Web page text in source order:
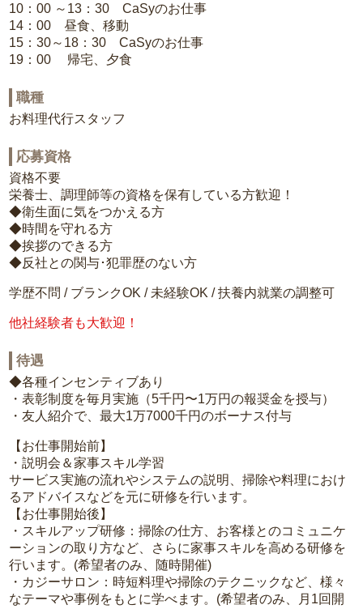
10：00 ～13：30 CaSyのお仕事
14：00 昼食、移動
15：30～18：30 CaSyのお仕事
19：00 帰宅、夕食
職種
お料理代行スタッフ
応募資格
資格不要
栄養士、調理師等の資格を保有している方歓迎！
◆衛生面に気をつかえる方
◆時間を守れる方
◆挨拶のできる方
◆反社との関与･犯罪歴のない方
学歴不問 / ブランクOK / 未経験OK / 扶養内就業の調整可
他社経験者も大歓迎！
待遇
◆各種インセンティブあり
・表彰制度を毎月実施（5千円〜1万円の報奨金を授与）
・友人紹介で、最大1万7000千円のボーナス付与
【お仕事開始前】
・説明会＆家事スキル学習
サービス実施の流れやシステムの説明、掃除や料理におけ
るアドバイスなどを元に研修を行います。
【お仕事開始後】
・スキルアップ研修：掃除の仕方、お客様とのコミュニケ
ーションの取り方など、さらに家事スキルを高める研修を
行います。(希望者のみ、随時開催)
・カジーサロン：時短料理や掃除のテクニックなど、様々
なテーマや事例をもとに学べます。(希望者のみ、月1回開